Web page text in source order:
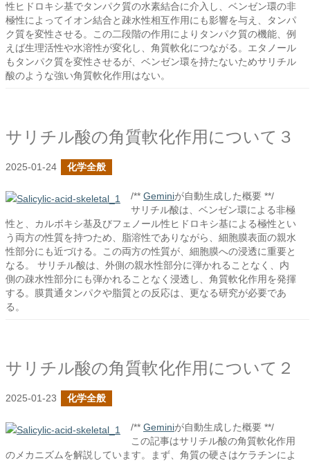
性ヒドロキシ基でタンパク質の水素結合に介入し、ベンゼン環の非
極性によってイオン結合と疎水性相互作用にも影響を与え、タンパ
ク質を変性させる。この二段階の作用によりタンパク質の機能、例
えば生理活性や水溶性が変化し、角質軟化につながる。エタノール
もタンパク質を変性させるが、ベンゼン環を持たないためサリチル
酸のような強い角質軟化作用はない。
サリチル酸の角質軟化作用について３
2025-01-24 化学全般
/** Geminiが自動生成した概要 **/
サリチル酸は、ベンゼン環による非極
性と、カルボキシ基及びフェノール性ヒドロキシ基による極性とい
う両方の性質を持つため、脂溶性でありながら、細胞膜表面の親水
性部分にも近づける。この両方の性質が、細胞膜への浸透に重要と
なる。 サリチル酸は、外側の親水性部分に弾かれることなく、内
側の疎水性部分にも弾かれることなく浸透し、角質軟化作用を発揮
する。膜貫通タンパクや脂質との反応は、更なる研究が必要であ
る。
サリチル酸の角質軟化作用について２
2025-01-23 化学全般
/** Geminiが自動生成した概要 **/
この記事はサリチル酸の角質軟化作用
のメカニズムを解説しています。まず、角質の硬さはケラチンによ